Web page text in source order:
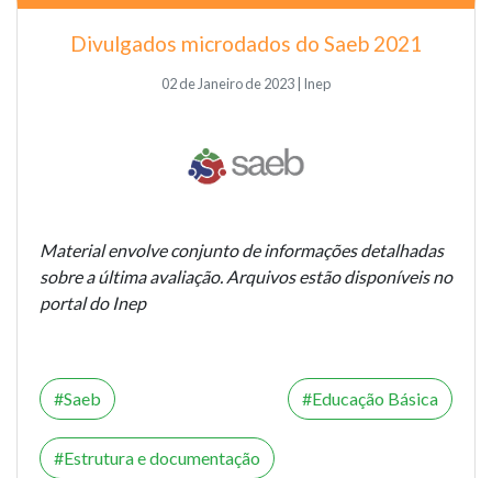
Divulgados microdados do Saeb 2021
02 de Janeiro de 2023 | Inep
Material envolve conjunto de informações detalhadas
sobre a última avaliação. Arquivos estão disponíveis no
portal do Inep
Saeb Educação Básica
Estrutura e documentação